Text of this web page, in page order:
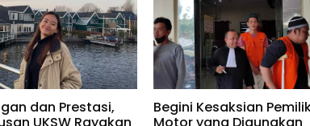
dan Prestasi,
UKSW Rayakan
Begini Kesaksian
Motor yang Digunakan